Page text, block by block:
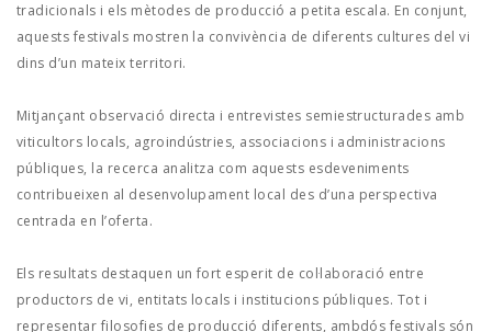
tradicionals i els mètodes de producció a petita escala. En conjunt,
aquests festivals mostren la convivència de diferents cultures del vi
dins d’un mateix territori.
Mitjançant observació directa i entrevistes semiestructurades amb
viticultors locals, agroindústries, associacions i administracions
públiques, la recerca analitza com aquests esdeveniments
contribueixen al desenvolupament local des d’una perspectiva
centrada en l’oferta.
Els resultats destaquen un fort esperit de col·laboració entre
productors de vi, entitats locals i institucions públiques. Tot i
representar filosofies de producció diferents, ambdós festivals són